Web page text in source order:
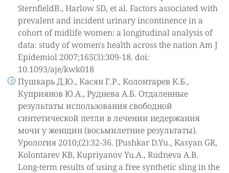
SternfieldB., Harlow SD, et al. Factors associated with
prevalent and incident urinary incontinence in a
cohort of midlife women: a longitudinal analysis of
data: study of women's health across the nation Am J
Epidemiol 2007;165(3):309-18. doi:
10.1093/aje/kwk018
Пушкарь Д.Ю., Касян Г.Р., Колонтарев К.Б.,
Куприянов Ю.А., Руднева А.Б. Отдаленные
результаты использования свободной
синтетической петли в лечении недержания
мочи у женщин (восьмилетние результаты).
Урология 2010;(2):32-36. [Pushkar D.Yu., Kasyan GR,
Kolontarev KB, Kupriyanov Yu.A., Rudneva A.B.
Long-term results of using a free synthetic sling in the